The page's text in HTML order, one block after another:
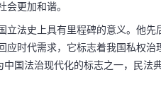
更加和谐。
法史上具有里程碑的意义。他
时代需求，它标志着我国私权
国法治现代化的标志之一，民法
读更多